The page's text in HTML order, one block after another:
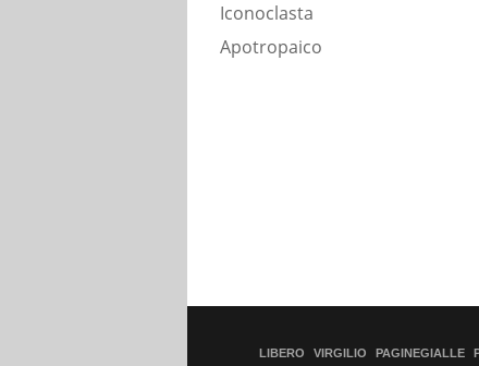
Iconoclasta
Apotropaico
LIBERO VIRGILIO PAGINEGIALLE